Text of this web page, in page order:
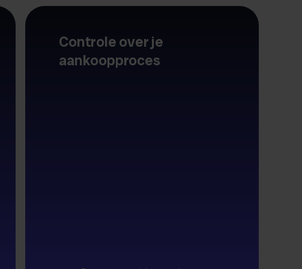
Controle over je
aankoopproces